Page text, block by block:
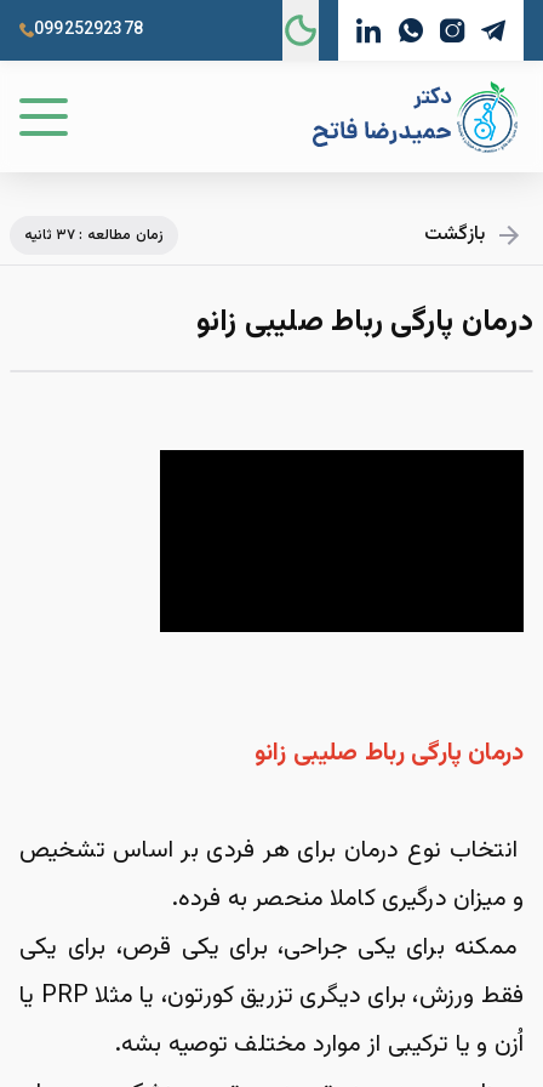
09925292378
بازگشت زمان مطالعه : ۳۷ ثانیه
درمان پارگی رباط صلیبی زانو
درمان پارگی رباط صلیبی زانو
و میزان درگیری کاملا منحصر به فرده.
اُزن و یا ترکیبی از موارد مختلف توصیه بشه.